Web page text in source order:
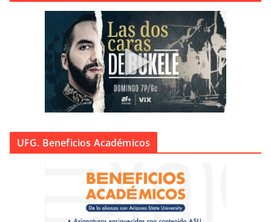
UFG. Beneficios Académicos